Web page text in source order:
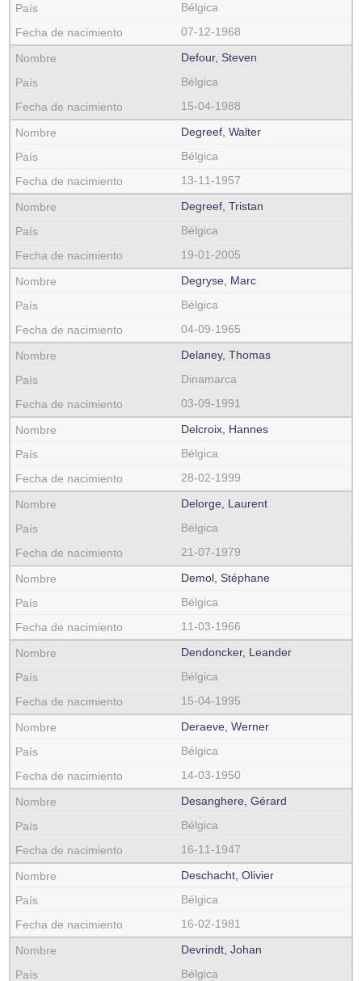
Bélgica
07-12-1968
Defour, Steven
Bélgica
15-04-1988
Degreef, Walter
Bélgica
13-11-1957
Degreef, Tristan
Bélgica
19-01-2005
Degryse, Marc
Bélgica
04-09-1965
Delaney, Thomas
Dinamarca
03-09-1991
Delcroix, Hannes
Bélgica
28-02-1999
Delorge, Laurent
Bélgica
21-07-1979
Demol, Stéphane
Bélgica
11-03-1966
Dendoncker, Leander
Bélgica
15-04-1995
Deraeve, Werner
Bélgica
14-03-1950
Desanghere, Gérard
Bélgica
16-11-1947
Deschacht, Olivier
Bélgica
16-02-1981
Devrindt, Johan
Bélgica